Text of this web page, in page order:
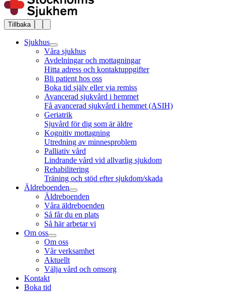
Tillbaka
Sjukhus
Våra sjukhus
Avdelningar och mottagningar
Hitta adress och kontaktuppgifter
Bli patient hos oss
Boka tid själv eller via remiss
Avancerad sjukvård i hemmet
Få avancerad sjukvård i hemmet (ASIH)
Geriatrik
Sjuvård för dig som är äldre
Kognitiv mottagning
Utredning av minnesproblem
Palliativ vård
Lindrande vård vid allvarlig sjukdom
Rehabilitering
Träning och stöd efter sjukdom/skada
Äldreboenden
Äldreboenden
Våra äldreboenden
Så får du en plats
Så här arbetar vi
Om oss
Om oss
Vår verksamhet
Aktuellt
Välja vård och omsorg
Kontakt
Boka tid